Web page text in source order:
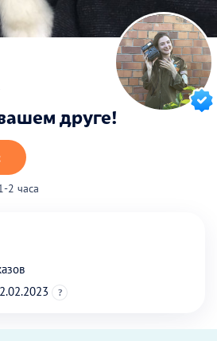
друге!
2 часа
?